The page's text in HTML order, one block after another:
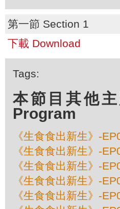
第一節 Section 1
下載 Download
Tags:
本節目其他
Program
《生食食出新生》-
《生食食出新生》-
《生食食出新生》-
《生食食出新生》-
《生食食出新生》-